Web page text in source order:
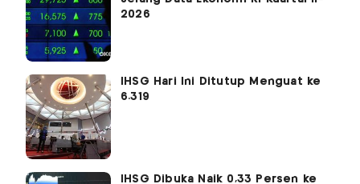
2026
IHSG Hari Ini Ditutup Menguat ke
6.319
IHSG Dibuka Naik 0,33 Persen ke